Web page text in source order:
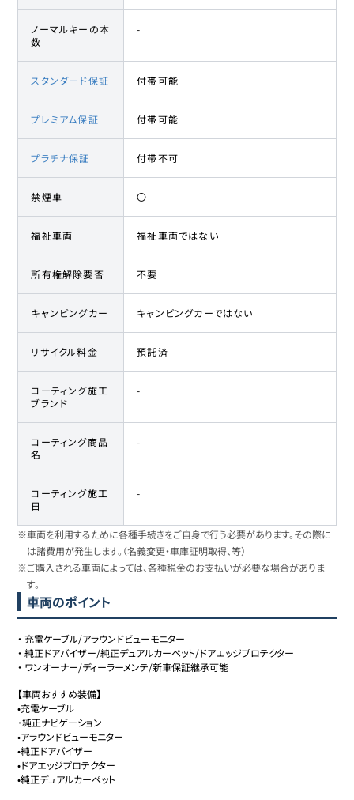
サクラ
サクラ
日産
サクラ
36
37 161.5万円 154万円
38 サクラ
日産
サクラ
日産
サクラ
ノーマルキーの本
数
-
スタンダード保証 付帯可能
プレミアム保証 付帯可能
プラチナ保証 付帯不可
禁煙車 〇
福祉車両 福祉車両ではない
所有権解除要否 不要
キャンピングカー キャンピングカーではない
リサイクル料金 預託済
コーティング施工
ブランド
-
コーティング商品
名
-
コーティング施工
日
-
※車両を利用するために各種手続きをご自身で行う必要があります。その際に
は諸費用が発生します。（名義変更・車庫証明取得、等）
※ご購入される車両によっては、各種税金のお支払いが必要な場合がありま
す。
車両のポイント
・充電ケーブル/アラウンドビューモニター
・純正ドアバイザー/純正デュアルカーペット/ドアエッジプロテクター
・ ワンオーナー/ディーラーメンテ/新車保証継承可能
【車両おすすめ装備】
•充電ケーブル
･純正ナビゲーション
•アラウンドビューモニター
•純正ドアバイザー
•ドアエッジプロテクター
•純正デュアルカーペット